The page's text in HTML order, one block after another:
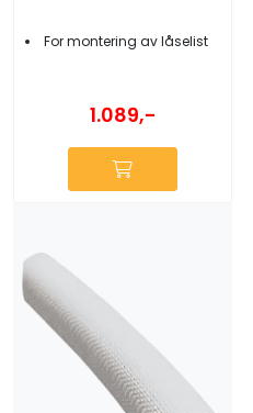
For montering av låselist
1.089,-